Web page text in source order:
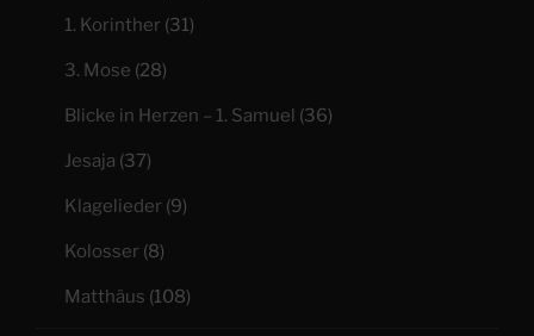
1. Korinther (31)
3. Mose (28)
Blicke in Herzen – 1. Samuel (36)
Jesaja (37)
Klagelieder (9)
Kolosser (8)
Matthäus (108)